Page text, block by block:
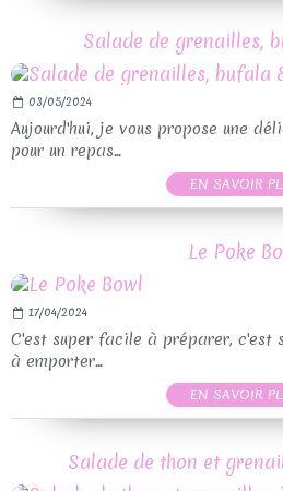
Salade de grenailles,
03/05/2024
Aujourd'hui, je vous propose une
pour un repas...
EN SAVOIR
Le Poke
17/04/2024
C'est super facile à préparer,
à emporter...
EN SAVOIR
Salade de thon et